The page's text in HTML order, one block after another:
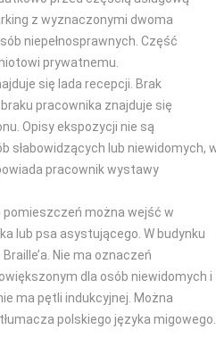
z wyznaczonymi dwoma
niepełnosprawnych. Część
prywatnemu.
się lada recepcji. Brak
pracownika znajduje się
Opisy ekspozycji nie są
słabowidzących lub niewidomych,
pracownik wystawy
pomieszczeń można wejść w
lub psa asystującego. W budynku
Nie ma oznaczeń
dla osób niewidomych i
ma pętli indukcyjnej. Można
polskiego języka migowego.